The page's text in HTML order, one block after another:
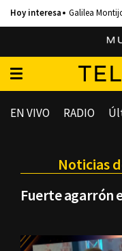
Galilea
EN VIVO RADIO
Noticias
Fuerte agarrón